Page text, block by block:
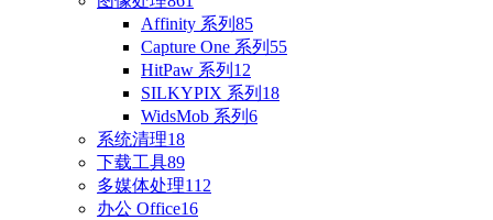
Affinity 系列 85
Capture One 系列 55
HitPaw 系列 12
SILKYPIX 系列 18
WidsMob 系列 6
系统清理18
下载工具89
多媒体处理112
办公 Office16